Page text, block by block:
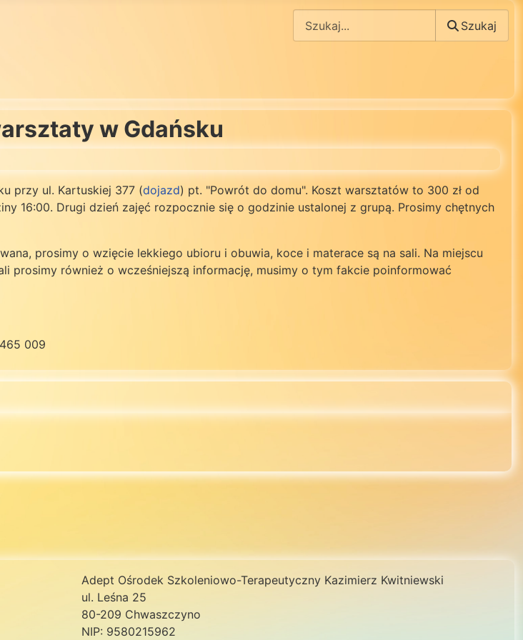
Szukaj
w Gdańsku
przy ul. Kartuskiej 377 (dojazd) pt. "Powrót do domu". Koszt warsztatów to 300 zł od
16:00. Drugi dzień zajęć rozpocznie się o godzinie ustalonej z grupą. Prosimy chętnych
prosimy o wzięcie lekkiego ubioru i obuwia, koce i materace są na sali. Na miejscu
prosimy również o wcześniejszą informację, musimy o tym fakcie poinformować
009
Adept Ośrodek Szkoleniowo-Terapeutyczny Kazimierz Kwitniewski
ul. Leśna 25
80-209 Chwaszczyno
NIP: 9580215962